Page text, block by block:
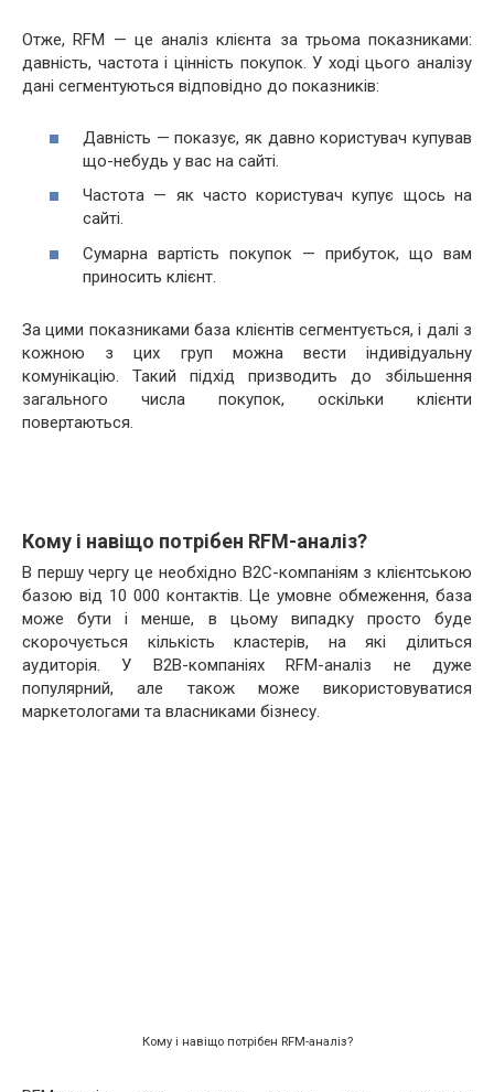
Отже, RFM — це аналіз клієнта за трьома показниками:
давність, частота і цінність покупок. У ході цього аналізу
дані сегментуються відповідно до показників:
Давність — показує, як давно користувач купував
що-небудь у вас на сайті.
Частота — як часто користувач купує щось на
сайті.
Сумарна вартість покупок — прибуток, що вам
приносить клієнт.
За цими показниками база клієнтів сегментується, і далі з
кожною з цих груп можна вести індивідуальну
комунікацію. Такий підхід призводить до збільшення
загального числа покупок, оскільки клієнти
повертаються.
Кому і навіщо потрібен RFM-аналіз?
В першу чергу це необхідно В2С-компаніям з клієнтською
базою від 10 000 контактів. Це умовне обмеження, база
може бути і менше, в цьому випадку просто буде
скорочується кількість кластерів, на які ділиться
аудиторія. У В2В-компаніях RFM-аналіз не дуже
популярний, але також може використовуватися
маркетологами та власниками бізнесу.
Кому і навіщо потрібен RFM-аналіз?